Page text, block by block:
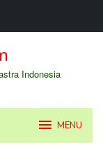
Indonesia
MENU